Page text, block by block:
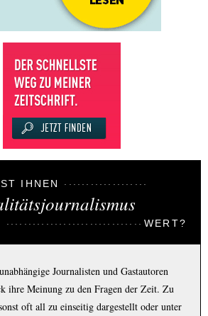
IHNEN
WERT?
Journalisten und Gastautoren
ihre Meinung zu den Fragen der Zeit. Zu
oft all zu einseitig dargestellt oder unter